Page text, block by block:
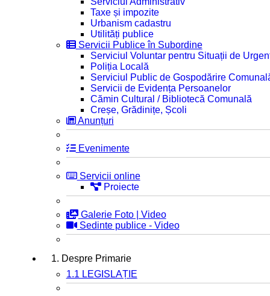
Taxe și impozite
Urbanism cadastru
Utilități publice
Servicii Publice în Subordine
Serviciul Voluntar pentru Situații de
Poliția Locală
Serviciul Public de Gospodărire
Servicii de Evidența Persoanelor
Cămin Cultural / Bibliotecă Comunală
Creșe, Grădinițe, Școli
Anunțuri
Evenimente
Servicii online
Proiecte
Galerie Foto | Video
Sedinte publice - Video
1. Despre Primarie
1.1 LEGISLAȚIE